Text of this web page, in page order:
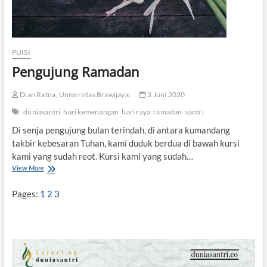
PUISI
Pengujung Ramadan
Dian Ratna, Universitas Brawijaya.
3 Juni 2020
duniasantri hari kemenangan hari raya ramadan santri
Di senja pengujung bulan terindah, di antara kumandang
takbir kebesaran Tuhan, kami duduk berdua di bawah kursi
kami yang sudah reot. Kursi kami yang sudah…
View MoreP
g
g
R
Pages: 1 2 3